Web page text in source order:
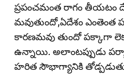
ప్రపంచమంత రాగం తీయటం
మవుతుందో,ఏదేశం ఎంతెంత
కారణమవు తుందో పక్కాగా
ఉన్నాయి. అలాంటప్పుడు
హరిత సౌభాగ్యానికి